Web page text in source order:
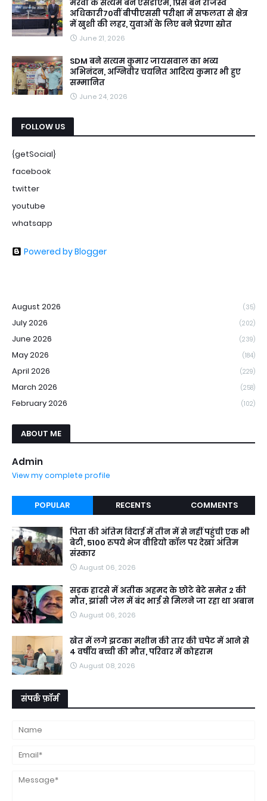
मैरवा के सत्यम बने एसडीएम, प्रिंस बने राजस्व
अधिकारी70वीं बीपीएससी परीक्षा में सफलता से क्षेत्र
में खुशी की लहर, युवाओं के लिए बने प्रेरणा स्रोत
June 21, 2026
SDM बने सत्यम कुमार जायसवाल का भव्य
अभिनंदन, अग्निवीर चयनित आदित्य कुमार भी हुए
सम्मानित
June 24, 2026
FOLLOW US
{getSocial}
facebook
twitter
youtube
whatsapp
Powered by Blogger
August 2026 (35)
July 2026 (202)
June 2026 (239)
May 2026 (184)
April 2026 (229)
March 2026 (258)
February 2026 (102)
ABOUT ME
Admin
View my complete profile
POPULAR RECENTS COMMENTS
पिता की अंतिम विदाई में तीन में से नहीं पहुंची एक भी
बेटी, 5100 रुपये भेज वीडियो कॉल पर देखा अंतिम
संस्कार
August 06, 2026
सड़क हादसे में अतीक अहमद के छोटे बेटे समेत 2 की
मौत, झांसी जेल में बंद भाई से मिलने जा रहा था अबान
August 06, 2026
खेत में लगे झटका मशीन की तार की चपेट में आने से
4 वर्षीय बच्ची की मौत, परिवार में कोहराम
August 08, 2026
संपर्क फ़ॉर्म